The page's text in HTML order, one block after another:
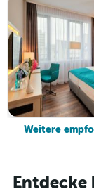
Weitere
Entdecke